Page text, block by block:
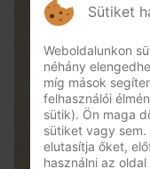
Sütiket
Weboldalunkon
néhány
míg mások
felhasználói
sütik). Ön maga
sütiket vagy
elutasítja őket,
használni az